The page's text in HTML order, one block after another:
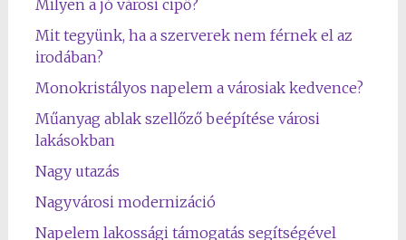
Milyen a jó városi cipő?
Mit tegyünk, ha a szerverek nem férnek el az
irodában?
Monokristályos napelem a városiak kedvence?
Műanyag ablak szellőző beépítése városi
lakásokban
Nagy utazás
Nagyvárosi modernizáció
Napelem lakossági támogatás segítségével